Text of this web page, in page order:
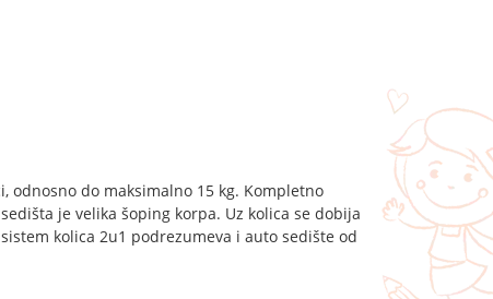
odnosno do maksimalno 15 kg. Kompletno
je velika šoping korpa. Uz kolica se dobija
kolica 2u1 podrezumeva i auto sedište od